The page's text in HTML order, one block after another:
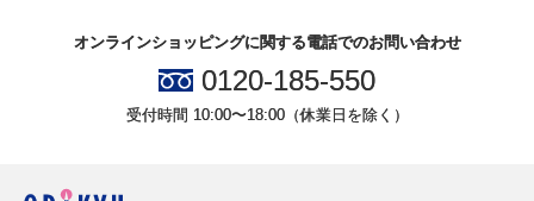
オンラインショッピングに関する電話でのお問い合わせ
0120-185-550
受付時間 10:00〜18:00（休業日を除く）